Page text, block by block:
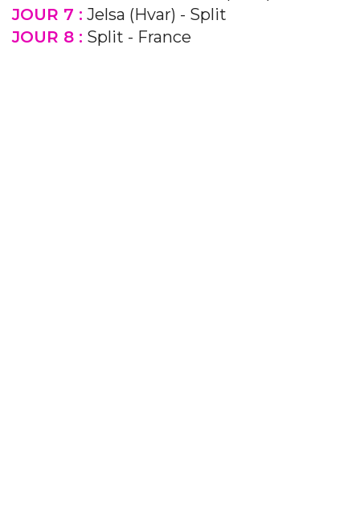
JOUR 7 : Jelsa (Hvar) - Split
JOUR 8 : Split - France